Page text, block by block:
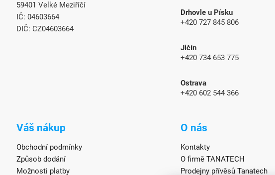
59401 Velké Meziříčí
IČ: 04603664
DIČ: CZ04603664
Drhovle u Písku
+420 727 845 806
Jičín
+420 734 653 775
Ostrava
+420 602 544 366
Váš nákup
Obchodní podmínky
Způsob dodání
Možnosti platby
O nás
Kontakty
O firmě TANATECH
Prodejny přívěsů Tanatech